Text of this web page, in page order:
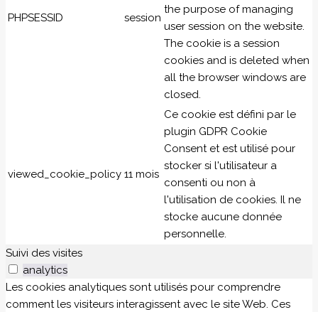
PHPSESSID session
the purpose of managing
user session on the website.
The cookie is a session
cookies and is deleted when
all the browser windows are
closed.
viewed_cookie_policy 11 mois
Ce cookie est défini par le
plugin GDPR Cookie
Consent et est utilisé pour
stocker si l'utilisateur a
consenti ou non à
l'utilisation de cookies. Il ne
stocke aucune donnée
personnelle.
Suivi des visites
analytics
Les cookies analytiques sont utilisés pour comprendre
comment les visiteurs interagissent avec le site Web. Ces